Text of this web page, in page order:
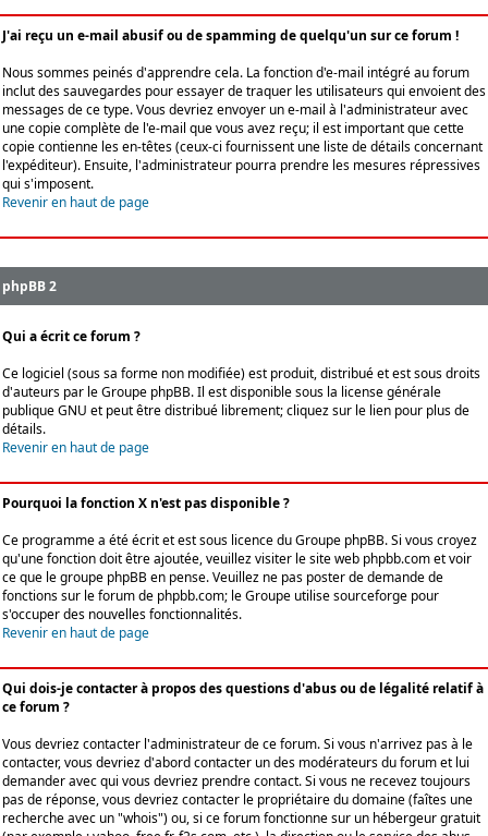
J'ai reçu un e-mail abusif ou de spamming de quelqu'un sur ce forum !
Nous sommes peinés d'apprendre cela. La fonction d'e-mail intégré au forum
inclut des sauvegardes pour essayer de traquer les utilisateurs qui envoient des
messages de ce type. Vous devriez envoyer un e-mail à l'administrateur avec
une copie complète de l'e-mail que vous avez reçu; il est important que cette
copie contienne les en-têtes (ceux-ci fournissent une liste de détails concernant
l'expéditeur). Ensuite, l'administrateur pourra prendre les mesures répressives
qui s'imposent.
Revenir en haut de page
phpBB 2
Qui a écrit ce forum ?
Ce logiciel (sous sa forme non modifiée) est produit, distribué et est sous droits
d'auteurs par leGroupe phpBB. Il est disponible sous la license générale
publique GNU et peut être distribué librement; cliquez sur le lien pour plus de
détails.
Revenir en haut de page
Pourquoi la fonction X n'est pas disponible ?
Ce programme a été écrit et est sous licence du Groupe phpBB. Si vous croyez
qu'une fonction doit être ajoutée, veuillez visiter le site web phpbb.com et voir
ce que le groupe phpBB en pense. Veuillez ne pas poster de demande de
fonctions sur le forum de phpbb.com; le Groupe utilise sourceforge pour
s'occuper des nouvelles fonctionnalités.
Revenir en haut de page
Qui dois-je contacter à propos des questions d'abus ou de légalité relatif à
ce forum ?
Vous devriez contacter l'administrateur de ce forum. Si vous n'arrivez pas à le
contacter, vous devriez d'abord contacter un des modérateurs du forum et lui
demander avec qui vous devriez prendre contact. Si vous ne recevez toujours
pas de réponse, vous devriez contacter le propriétaire du domaine (faîtes une
recherche avec un "whois") ou, si ce forum fonctionne sur un hébergeur gratuit